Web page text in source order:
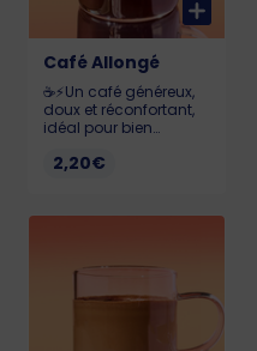
Café Allongé
☕️⚡️Un café généreux,
doux et réconfortant,
idéal pour bien
ou se détendre en
2,20€